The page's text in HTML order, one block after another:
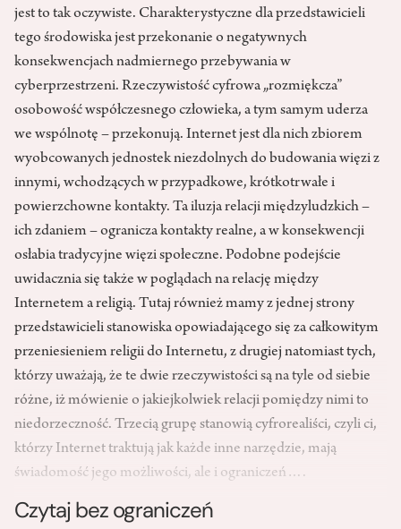
jest to tak oczywiste. Charakterystyczne dla przedstawicieli
tego środowiska jest przekonanie o negatywnych
konsekwencjach nadmiernego przebywania w
cyberprzestrzeni. Rzeczywistość cyfrowa „rozmiękcza”
osobowość współczesnego człowieka, a tym samym uderza
we wspólnotę – przekonują. Internet jest dla nich zbiorem
wyobcowanych jednostek niezdolnych do budowania więzi z
innymi, wchodzących w przypadkowe, krótkotrwałe i
powierzchowne kontakty. Ta iluzja relacji międzyludzkich –
ich zdaniem – ogranicza kontakty realne, a w konsekwencji
osłabia tradycyjne więzi społeczne. Podobne podejście
uwidacznia się także w poglądach na relację między
Internetem a religią. Tutaj również mamy z jednej strony
przedstawicieli stanowiska opowiadającego się za całkowitym
przeniesieniem religii do Internetu, z drugiej natomiast tych,
którzy uważają, że te dwie rzeczywistości są na tyle od siebie
różne, iż mówienie o jakiejkolwiek relacji pomiędzy nimi to
niedorzeczność. Trzecią grupę stanowią cyfrorealiści, czyli ci,
którzy Internet traktują jak każde inne narzędzie, mają
świadomość jego możliwości, ale i ograniczeń….
Czytaj bez ograniczeń